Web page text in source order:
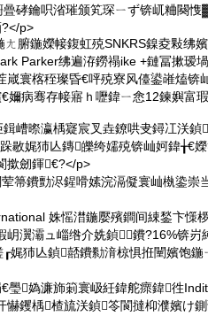
硣鑰呮渻璀颁笂琛ㄧず锛屼粬闋愯
p>
腑鍦嬫帹鍑虹殑SNKRS鎳夌敤绋
Parker绋遍洊鐒禢ike +鏈冨摗瑷
寰楁秷璨昏€呯殑寮风儓鍙嶉熆锛
嬭病骞存帹寤ｈ嚦鍏ㄧ悆12鍊嬩富
嶆暩瀛楀寲宸叉垚鐐哄叏鐞冮浂鍞
敭娓犻亾鏄皪绔嬬殑锛屾妸鍏╁€
撳劒鍕€?</p>
箒鐨勯浕鍟嗗嫊浣滆儗寰屾槸鍌崇
姝愮澘鍦嬮殯鐧间綀鍫卞憡
瀷灞ュ崰绺介姺鍞鐨?16%锛岃
娓犻亾鍞嚭鐨勬湇椋惧拰闉嬪饱鍦
璺媯濂斾箣寰岋紝鍏舵瘝鍏徃
钁楀楂旈浂鍞笭閬撻枊濮嬪け